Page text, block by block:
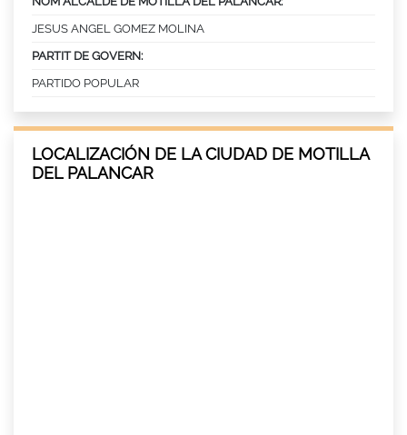
JESUS ANGEL GOMEZ MOLINA
PARTIT DE GOVERN:
PARTIDO POPULAR
LOCALIZACIÓN DE LA CIUDAD DE MOTILLA
DEL PALANCAR